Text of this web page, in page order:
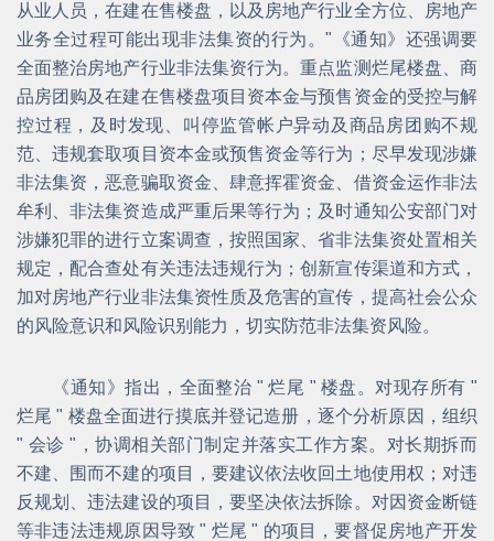
从业人员，在建在售楼盘，以及房地产行业全方位、房地产
业务全过程可能出现非法集资的行为。"《通知》还强调要
全面整治房地产行业非法集资行为。重点监测烂尾楼盘、商
品房团购及在建在售楼盘项目资本金与预售资金的受控与解
控过程，及时发现、叫停监管帐户异动及商品房团购不规
范、违规套取项目资本金或预售资金等行为；尽早发现涉嫌
非法集资，恶意骗取资金、肆意挥霍资金、借资金运作非法
牟利、非法集资造成严重后果等行为；及时通知公安部门对
涉嫌犯罪的进行立案调查，按照国家、省非法集资处置相关
规定，配合查处有关违法违规行为；创新宣传渠道和方式，
加对房地产行业非法集资性质及危害的宣传，提高社会公众
的风险意识和风险识别能力，切实防范非法集资风险。
《通知》指出，全面整治 " 烂尾 " 楼盘。对现存所有 "
烂尾 " 楼盘全面进行摸底并登记造册，逐个分析原因，组织
" 会诊 "，协调相关部门制定并落实工作方案。对长期拆而
不建、围而不建的项目，要建议依法收回土地使用权；对违
反规划、违法建设的项目，要坚决依法拆除。对因资金断链
等非违法违规原因导致 " 烂尾 " 的项目，要督促房地产开发